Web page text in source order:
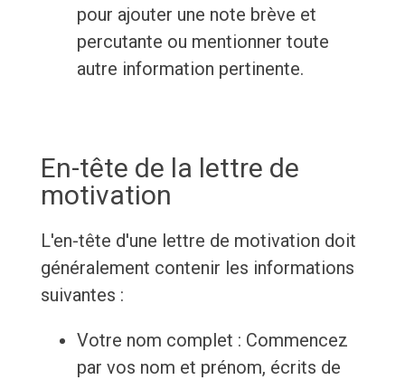
pour ajouter une note brève et
percutante ou mentionner toute
autre information pertinente.
En-tête de la lettre de
motivation
L'en-tête d'une lettre de motivation doit
généralement contenir les informations
suivantes :
Votre nom complet : Commencez
par vos nom et prénom, écrits de